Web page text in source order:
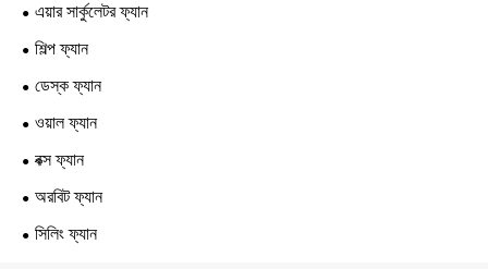
এয়ার সার্কুলেটর ফ্যান
শিল্প ফ্যান
ডেস্ক ফ্যান
ওয়াল ফ্যান
বক্স ফ্যান
অরবিট ফ্যান
সিলিং ফ্যান